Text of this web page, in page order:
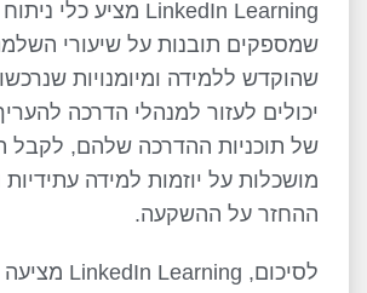
LinkedIn Learning מציע כלי ניתוח
שמספקים תובנות על שיעורי
שהוקדש ללמידה ומיומנויות
יכולים לעזור למנהלי הדרכה
של תוכניות ההדרכה שלהם, לקבל
מושכלות על יוזמות למידה
ההחזר על ההשקעה.
לסיכום, LinkedIn Learning מציעה